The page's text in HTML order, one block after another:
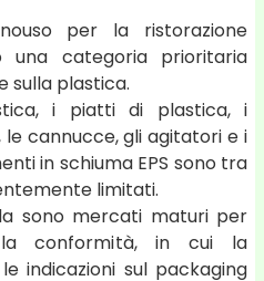
per la ristorazione
una categoria prioritaria
sulla plastica.
i piatti di plastica, i
cannucce, gli agitatori e i
in schiuma EPS sono tra
limitati.
sono mercati maturi per
conformità, in cui la
indicazioni sul packaging